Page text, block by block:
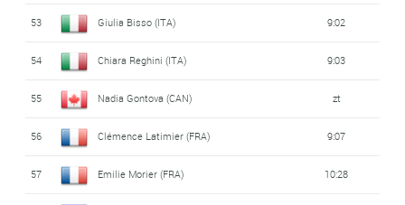
53 Giulia Bisso (ITA) 9:02
54 Chiara Reghini (ITA) 9:03
55 Nadia Gontova (CAN) zt
56 Clémence Latimier (FRA) 9:07
57 Emilie Morier (FRA) 10:28